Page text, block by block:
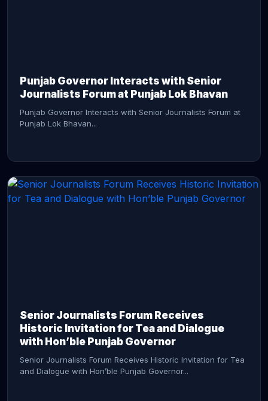
Punjab Governor Interacts with Senior
Journalists Forum at Punjab Lok Bhavan
Punjab Governor Interacts with Senior Journalists Forum at
Punjab Lok Bhavan...
Senior Journalists Forum Receives
Historic Invitation for Tea and Dialogue
with Hon’ble Punjab Governor
Senior Journalists Forum Receives Historic Invitation for Tea
and Dialogue with Hon’ble Punjab Governor...